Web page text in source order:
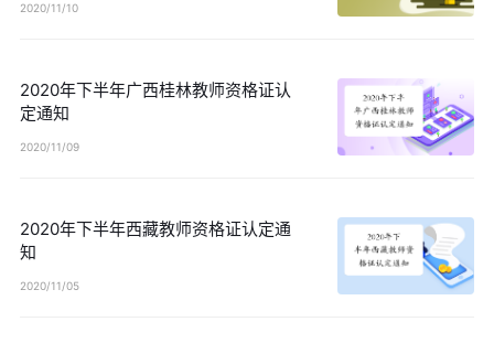
2020/11/10
2020年下半年广西桂林教师资格证认
定通知
2020/11/09
2020年下半年西藏教师资格证认定通
知
2020/11/05